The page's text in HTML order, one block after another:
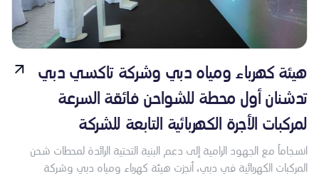
هيئة كهرباء ومياه دبي وشركة تاكسي دبي
تدشنان أول محطة للشواحن فائقة السرعة
لمركبات الأجرة الكهربائية التابعة للشركة
انسجاماً مع الجهود الرامية إلى دعم البنية التحتية الرائدة لمحطات شحن
المركبات الكهربائية في دبي، أنجزت هيئة كهرباء ومياه دبي وشركة